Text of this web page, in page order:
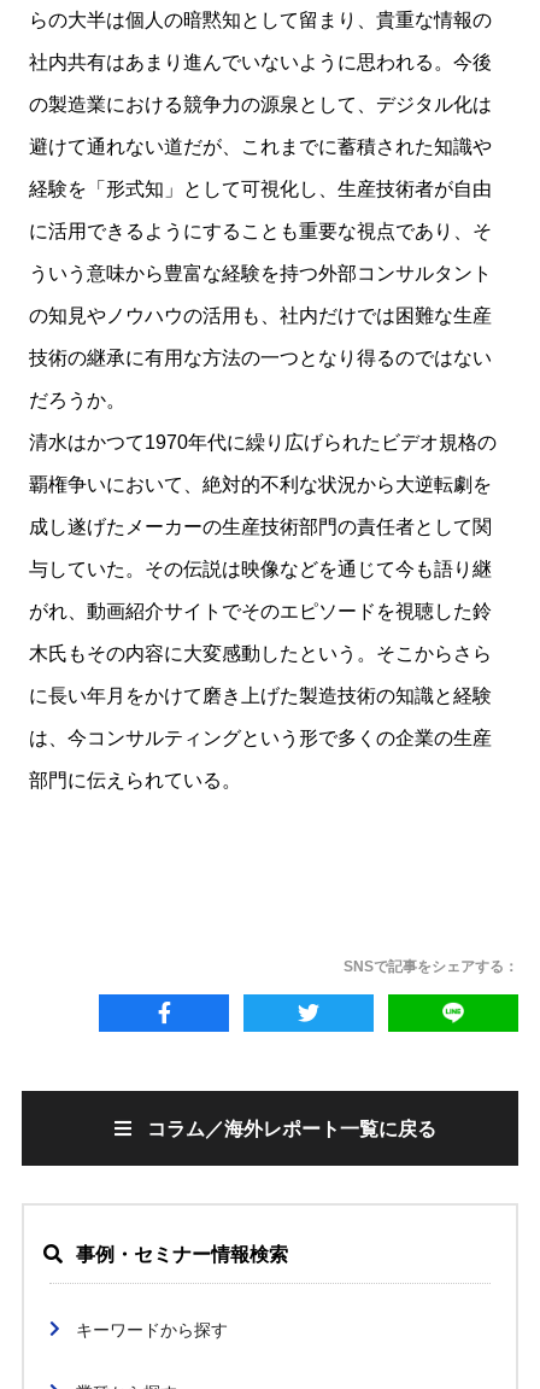
らの大半は個人の暗黙知として留まり、貴重な情報の
社内共有はあまり進んでいないように思われる。今後
の製造業における競争力の源泉として、デジタル化は
避けて通れない道だが、これまでに蓄積された知識や
経験を「形式知」として可視化し、生産技術者が自由
に活用できるようにすることも重要な視点であり、そ
ういう意味から豊富な経験を持つ外部コンサルタント
の知見やノウハウの活用も、社内だけでは困難な生産
技術の継承に有用な方法の一つとなり得るのではない
だろうか。
清水はかつて1970年代に繰り広げられたビデオ規格の
覇権争いにおいて、絶対的不利な状況から大逆転劇を
成し遂げたメーカーの生産技術部門の責任者として関
与していた。その伝説は映像などを通じて今も語り継
がれ、動画紹介サイトでそのエピソードを視聴した鈴
木氏もその内容に大変感動したという。そこからさら
に長い年月をかけて磨き上げた製造技術の知識と経験
は、今コンサルティングという形で多くの企業の生産
部門に伝えられている。
SNSで記事をシェアする：
コラム／海外レポート一覧に戻る
事例・セミナー情報検索
キーワードから探す